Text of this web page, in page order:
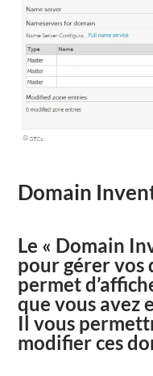
Domain
Le « Domain
pour gérer vos
permet
que vous avez
Il vous
modifierces